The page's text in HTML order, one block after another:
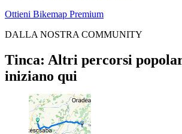
Ottieni Bikemap Premium
DALLA NOSTRA COMMUNITY
Tinca: Altri percorsi
iniziano qui